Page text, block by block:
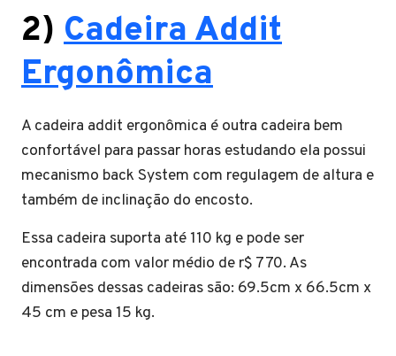
2) Cadeira Addit
Ergonômica
A cadeira addit ergonômica é outra cadeira bem
confortável para passar horas estudando ela possui
mecanismo back System com regulagem de altura e
também de inclinação do encosto.
Essa cadeira suporta até 110 kg e pode ser
encontrada com valor médio de r$ 770. As
dimensões dessas cadeiras são: 69.5cm x 66.5cm x
45 cm e pesa 15 kg.